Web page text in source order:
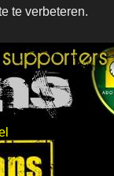
te verbeteren.